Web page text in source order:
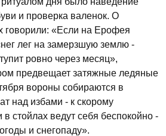
и проверка валенок. О
говорили: «Если на Ерофея
лег на замерзшую землю -
ровно через месяц»,
предвещает затяжные ледяные
вороны собираются в
над избами - к скорому
стойлах ведут себя беспокойно -
и снегопаду».